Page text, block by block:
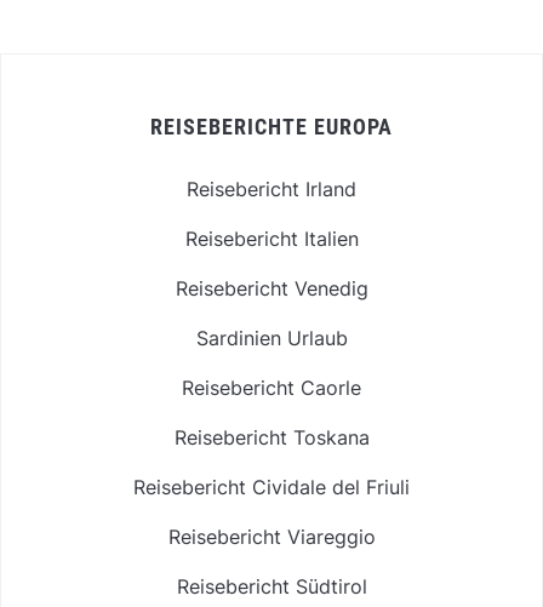
REISEBERICHTE EUROPA
Reisebericht Irland
Reisebericht Italien
Reisebericht Venedig
Sardinien Urlaub
Reisebericht Caorle
Reisebericht Toskana
Reisebericht Cividale del Friuli
Reisebericht Viareggio
Reisebericht Südtirol